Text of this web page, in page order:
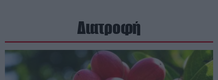
Διατροφή